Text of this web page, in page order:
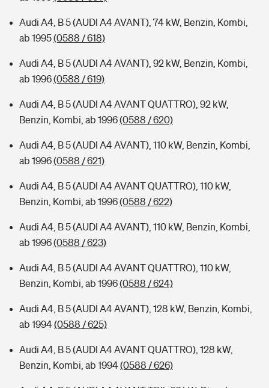
Audi A4, B 5 (AUDI A4 AVANT), 74 kW, Benzin, Kombi,
ab 1995(0588 / 618)
Audi A4, B 5 (AUDI A4 AVANT), 92 kW, Benzin, Kombi,
ab 1996(0588 / 619)
Audi A4, B 5 (AUDI A4 AVANT QUATTRO), 92 kW,
Benzin, Kombi, ab 1996(0588 / 620)
Audi A4, B 5 (AUDI A4 AVANT), 110 kW, Benzin, Kombi,
ab 1996(0588 / 621)
Audi A4, B 5 (AUDI A4 AVANT QUATTRO), 110 kW,
Benzin, Kombi, ab 1996(0588 / 622)
Audi A4, B 5 (AUDI A4 AVANT), 110 kW, Benzin, Kombi,
ab 1996(0588 / 623)
Audi A4, B 5 (AUDI A4 AVANT QUATTRO), 110 kW,
Benzin, Kombi, ab 1996(0588 / 624)
Audi A4, B 5 (AUDI A4 AVANT), 128 kW, Benzin, Kombi,
ab 1994(0588 / 625)
Audi A4, B 5 (AUDI A4 AVANT QUATTRO), 128 kW,
Benzin, Kombi, ab 1994(0588 / 626)